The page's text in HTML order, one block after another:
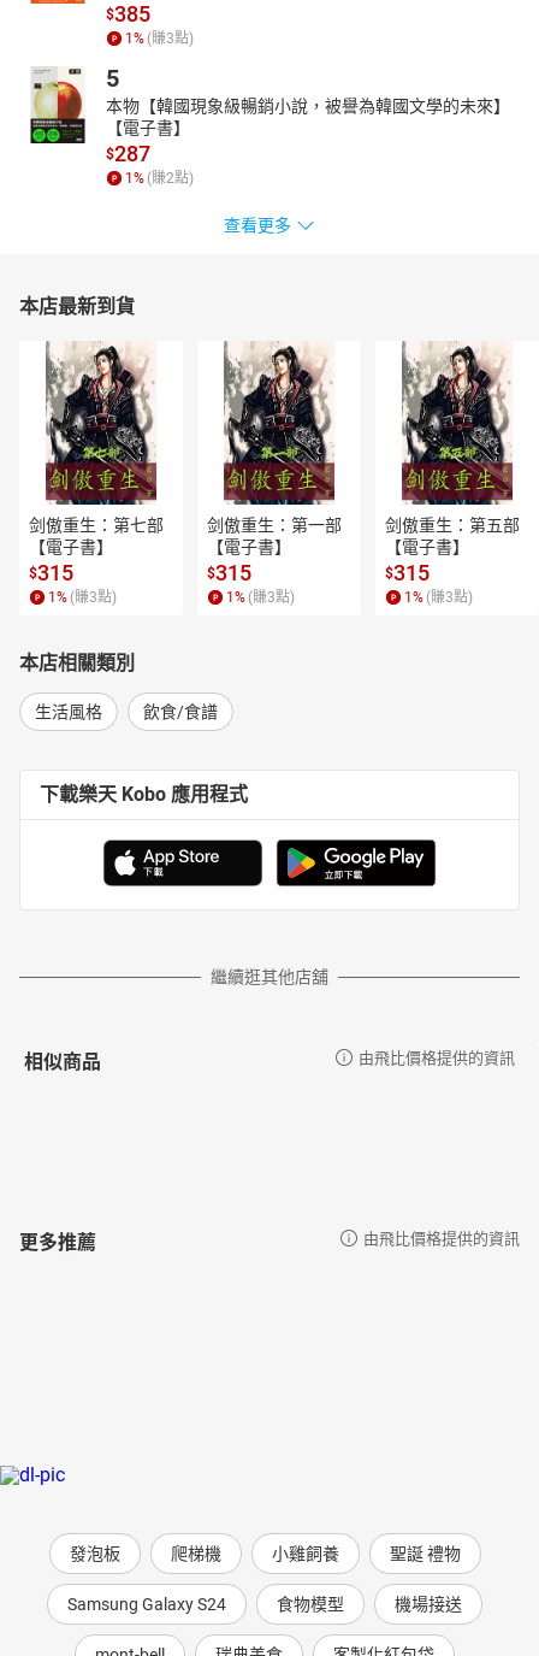
$385
1 % (賺3點)
5
本物【韓國現象級暢銷小說，被譽為韓國文學的未來】
【電子書】
$287
1 % (賺2點)
查看更多
本店最新到貨
剑傲重生：第七部
【電子書】
$315
1 % (賺3點)
剑傲重生：第一部
【電子書】
$315
1 % (賺3點)
剑傲重生：第五部
【電子書】
$315
1 % (賺3點)
本店相關類別
生活風格 飲食/食譜
下載樂天 Kobo 應用程式
繼續逛其他店舖
相似商品 由飛比價格提供的資訊
更多推薦 由飛比價格提供的資訊
發泡板 爬梯機 小雞飼養 聖誕 禮物
Samsung Galaxy S24 食物模型 機場接送